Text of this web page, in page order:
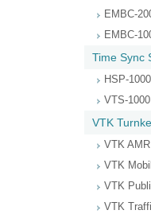
EMBC-
EMBC-
Time Sync
HSP-1000
VTS-1000
VTK
VTK
VTK
VTK
VTK